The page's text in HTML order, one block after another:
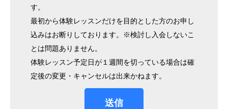
す。
最初から体験レッスンだけを目的とした方のお申し
込みはお断りしております。※検討し入会しないこ
とは問題ありません。
体験レッスン予定日が１週間を切っている場合は確
定後の変更・キャンセルは出来かねます。
送信